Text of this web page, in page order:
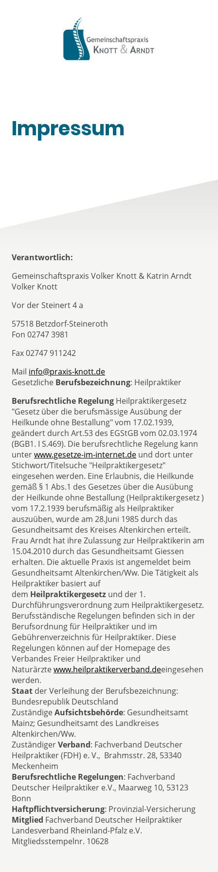
Impressum
Verantwortlich:
Gemeinschaftspraxis Volker Knott & Katrin Arndt
Volker Knott
Vor der Steinert 4 a
57518 Betzdorf-Steineroth
Fon 02747 3981
Fax 02747 911242
Mail info@praxis-knott.de
Gesetzliche Berufsbezeichnung: Heilpraktiker
Berufsrechtliche Regelung Heilpraktikergesetz
"Gesetz über die berufsmässige Ausübung der
Heilkunde ohne Bestallung" vom 17.02.1939,
geändert durch Art.53 des EGStGB vom 02.03.1974
(BGB1. I S.469). Die berufsrechtliche Regelung kann
unterwww.gesetze-im-internet.de und dort unter
Stichwort/Titelsuche "Heilpraktikergesetz"
eingesehen werden. Eine Erlaubnis, die Heilkunde
gemäß § 1 Abs.1 des Gesetzes über die Ausübung
der Heilkunde ohne Bestallung (Heilpraktikergesetz )
vom 17.2.1939 berufsmäßig als Heilpraktiker
auszuüben, wurde am 28.Juni 1985 durch das
Gesundheitsamt des Kreises Altenkirchen erteilt.
Frau Arndt hat ihre Zulassung zur Heilpraktikerin am
15.04.2010 durch das Gesundheitsamt Giessen
erhalten. Die aktuelle Praxis ist angemeldet beim
Gesundheitsamt Altenkirchen/Ww. Die Tätigkeit als
Heilpraktiker basiert auf
dem Heilpraktikergesetz und der 1.
Durchführungsverordnung zum Heilpraktikergesetz.
Berufsständische Regelungen befinden sich in der
Berufsordnung für Heilpraktiker und im
Gebührenverzeichnis für Heilpraktiker. Diese
Regelungen können auf der Homepage des
Verbandes Freier Heilpraktiker und
Naturärztewww.heilpraktikerverband.deeingesehen
werden.
Staat der Verleihung der Berufsbezeichnung:
Bundesrepublik Deutschland
ZuständigeAufsichtsbehörde: Gesundheitsamt
Mainz; Gesundheitsamt des Landkreises
Altenkirchen/Ww.
ZuständigerVerband: Fachverband Deutscher
Heilpraktiker (FDH) e. V., Brahmsstr. 28, 53340
Meckenheim
Berufsrechtliche Regelungen: Fachverband
Deutscher Heilpraktiker e.V., Maarweg 10, 53123
Bonn
Haftpflichtversicherung: Provinzial-Versicherung
Mitglied Fachverband Deutscher Heilpraktiker
Landesverband Rheinland-Pfalz e.V.
Mitgliedsstempelnr. 10628